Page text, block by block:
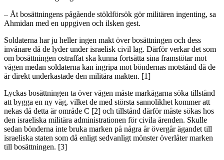
– Åt bosättningens pågående stöldförsök gör militären ingenting, sa
Ahmidan med en uppgiven och ilsken gest.
Soldaterna har ju heller ingen makt över bosättningen och dess
invånare då de lyder under israelisk civil lag. Därför verkar det som
om bosättningen ostraffat ska kunna fortsätta sina framstötar mot
vägen medan soldaterna kan ingripa mot böndernas motstånd då de
är direkt underkastade den militära makten. [1]
Lyckas bosättningen ta över vägen måste markägarna söka tillstånd
att bygga en ny väg, vilket de med största sannolikhet kommer att
nekas då detta är område C [2] och tillstånd därför måste sökas hos
den israeliska militära administrationen för civila ärenden. Skulle
sedan bönderna inte bruka marken på några år övergår ägandet till
israeliska staten som då enligt sedvanligt mönster överlåter marken
till bosättningen. [3]